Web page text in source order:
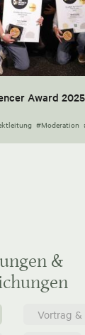
Award 2025
#Moderation
&
Vortrag &